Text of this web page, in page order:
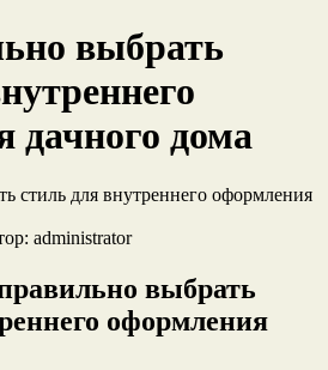
выбрать
дачного дома
administrator
выбрать
оформления